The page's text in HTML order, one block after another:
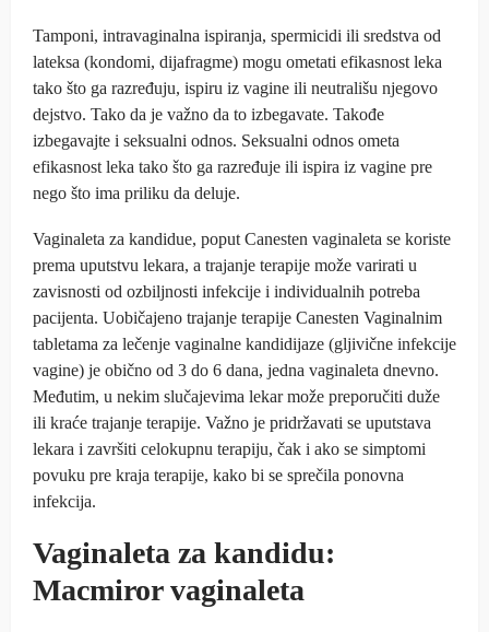
Tamponi, intravaginalna ispiranja, spermicidi ili sredstva od
lateksa (kondomi, dijafragme) mogu ometati efikasnost leka
tako što ga razređuju, ispiru iz vagine ili neutrališu njegovo
dejstvo. Tako da je važno da to izbegavate. Takođe
izbegavajte i seksualni odnos. Seksualni odnos ometa
efikasnost leka tako što ga razređuje ili ispira iz vagine pre
nego što ima priliku da deluje.
Vaginaleta za kandidue, poput Canesten vaginaleta se koriste
prema uputstvu lekara, a trajanje terapije može varirati u
zavisnosti od ozbiljnosti infekcije i individualnih potreba
pacijenta. Uobičajeno trajanje terapije Canesten Vaginalnim
tabletama za lečenje vaginalne kandidijaze (gljivične infekcije
vagine) je obično od 3 do 6 dana, jedna vaginaleta dnevno.
Međutim, u nekim slučajevima lekar može preporučiti duže
ili kraće trajanje terapije. Važno je pridržavati se uputstava
lekara i završiti celokupnu terapiju, čak i ako se simptomi
povuku pre kraja terapije, kako bi se sprečila ponovna
infekcija.
Vaginaleta za kandidu:
Macmiror vaginaleta